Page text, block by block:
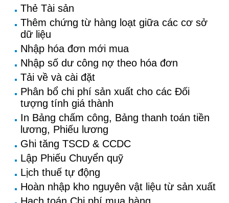
Thẻ Tài sản
Thêm chứng từ hàng loạt giữa các cơ sở
dữ liệu
Nhập hóa đơn mới mua
Nhập số dư công nợ theo hóa đơn
Tải về và cài đặt
Phân bổ chi phí sản xuất cho các Đối
tượng tính giá thành
In Bảng chấm công, Bảng thanh toán tiền
lương, Phiếu lương
Ghi tăng TSCD & CCDC
Lập Phiếu Chuyển quỹ
Lịch thuế tự động
Hoàn nhập kho nguyên vật liệu từ sản xuất